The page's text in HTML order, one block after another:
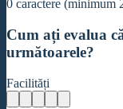
0 caractere (minimum
Cum ați evalua
următoarele?
Facilități